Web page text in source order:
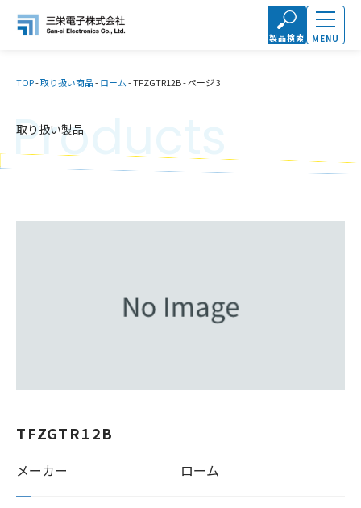
製品検索 MENU
TOP-取り扱い商品-ローム-TFZGTR12B-ページ 3
取り扱い製品
Products
TFZGTR12B
メーカー ローム